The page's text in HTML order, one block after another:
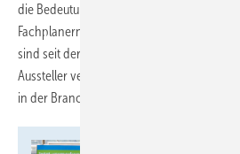
die Bedeutung des direkten Austauschs
Fachplanern: „Die IFH/Intherm ist für uns
sind seit der ersten Stunde dabei und
Aussteller vertreten – die Messe steht seit
in der Branche.“